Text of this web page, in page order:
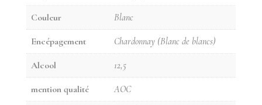
Couleur Blanc
Encépagement Chardonnay (Blanc de blancs)
Alcool 12,5
mention qualité AOC